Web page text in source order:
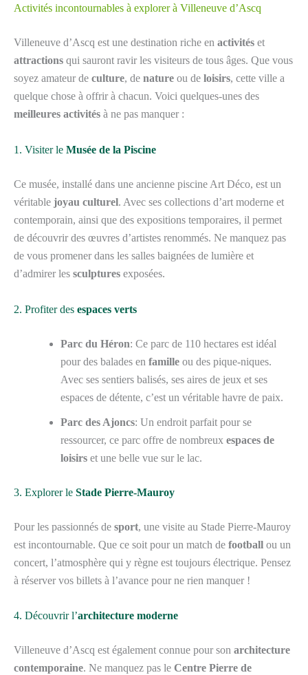
Activités incontournables à explorer à Villeneuve d’Ascq
Villeneuve d’Ascq est une destination riche en activités et
attractions qui sauront ravir les visiteurs de tous âges. Que vous
soyez amateur de culture, de nature ou de loisirs, cette ville a
quelque chose à offrir à chacun. Voici quelques-unes des
meilleures activités à ne pas manquer :
1. Visiter le Musée de la Piscine
Ce musée, installé dans une ancienne piscine Art Déco, est un
véritable joyau culturel. Avec ses collections d’art moderne et
contemporain, ainsi que des expositions temporaires, il permet
de découvrir des œuvres d’artistes renommés. Ne manquez pas
de vous promener dans les salles baignées de lumière et
d’admirer les sculptures exposées.
2. Profiter des espaces verts
Parc du Héron: Ce parc de 110 hectares est idéal
pour des balades en famille ou des pique-niques.
Avec ses sentiers balisés, ses aires de jeux et ses
espaces de détente, c’est un véritable havre de paix.
Parc des Ajoncs: Un endroit parfait pour se
ressourcer, ce parc offre de nombreux espaces de
loisirs et une belle vue sur le lac.
3. Explorer le Stade Pierre-Mauroy
Pour les passionnés de sport, une visite au Stade Pierre-Mauroy
est incontournable. Que ce soit pour un match de football ou un
concert, l’atmosphère qui y règne est toujours électrique. Pensez
à réserver vos billets à l’avance pour ne rien manquer !
4. Découvrir l’architecture moderne
Villeneuve d’Ascq est également connue pour son architecture
contemporaine. Ne manquez pas le Centre Pierre de